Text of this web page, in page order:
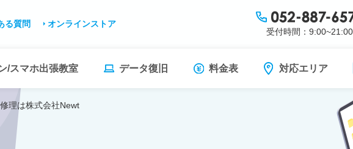
受付時間：9:00~21:00
/スマホ出張教室 データ復旧 料金表 対応エリア
る質問 オンラインストア
理は株式会社Newt